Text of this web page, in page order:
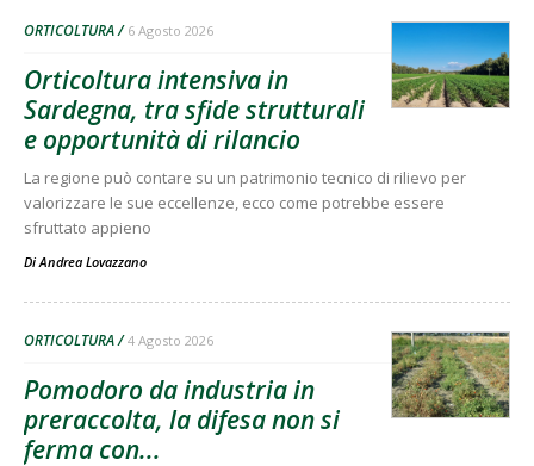
ORTICOLTURA 6 Agosto 2026
Orticoltura intensiva in
Sardegna, tra sfide strutturali
e opportunità di rilancio
La regione può contare su un patrimonio tecnico di rilievo per
valorizzare le sue eccellenze, ecco come potrebbe essere
sfruttato appieno
DiAndrea Lovazzano
ORTICOLTURA 4 Agosto 2026
Pomodoro da industria in
preraccolta, la difesa non si
ferma con...